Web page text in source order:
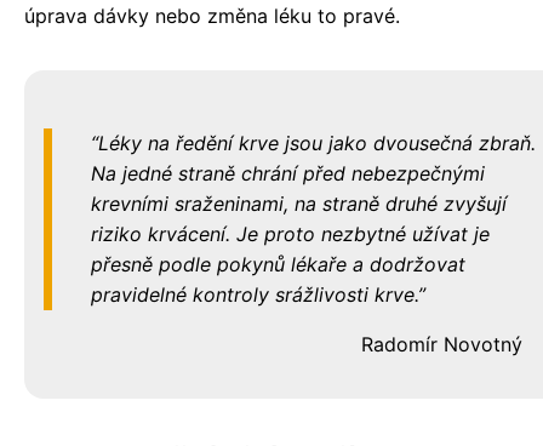
úprava dávky nebo změna léku to pravé.
Léky na ředění krve jsou jako dvousečná zbraň.
Na jedné straně chrání před nebezpečnými
krevními sraženinami, na straně druhé zvyšují
riziko krvácení. Je proto nezbytné užívat je
přesně podle pokynů lékaře a dodržovat
pravidelné kontroly srážlivosti krve.
Radomír Novotný